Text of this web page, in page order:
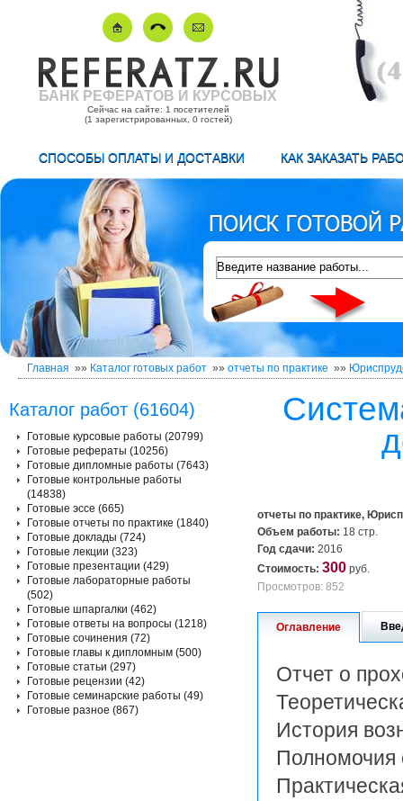
БАНК РЕФЕРАТОВ И КУРСОВЫХ
Сейчас на сайте: 1 посетителей
(1 зарегистрированных, 0 гостей)
СПОСОБЫ ОПЛАТЫ И ДОСТАВКИ КАК ЗАКАЗАТЬ
Главная »» Каталог готовых работ »» отчеты по практике »»
отчеты по практике,
Объем работы: 18 стр.
Год сдачи: 2016
Стоимость: 300 руб.
Просмотров: 852
Оглавление
Отчет о
История
Полномочия
Каталог работ (61604)
Готовые курсовые работы (20799)
Готовые рефераты (10256)
Готовые дипломные работы (7643)
Готовые контрольные работы
(14838)
Готовые эссе (665)
Готовые отчеты по практике (1840)
Готовые доклады (724)
Готовые лекции (323)
Готовые презентации (429)
Готовые лабораторные работы
(502)
Готовые шпаргалки (462)
Готовые ответы на вопросы (1218)
Готовые сочинения (72)
Готовые главы к дипломным (500)
Готовые статьи (297)
Готовые рецензии (42)
Готовые семинарские работы (49)
Готовые разное (867)